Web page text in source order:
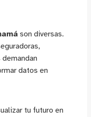
son diversas.
datos en
tu futuro en